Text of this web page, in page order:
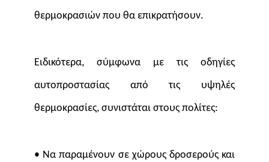
θερμοκρασιών που θα επικρατήσουν.
Ειδικότερα, σύμφωνα με τις οδηγίες
αυτοπροστασίας από τις υψηλές
θερμοκρασίες, συνιστάται στους πολίτες:
• Να παραμένουν σε χώρους δροσερούς και